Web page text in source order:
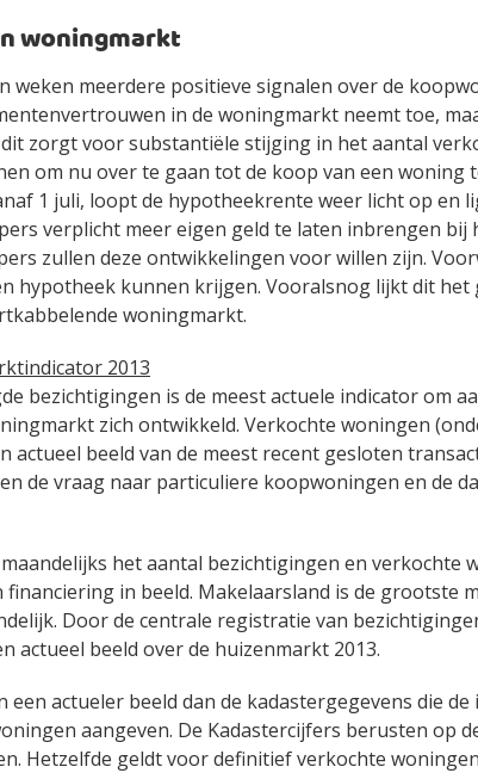
woningmarkt
weken meerdere positieve signalen over de
in de woningmarkt neemt toe,
zorgt voor substantiële stijging in het aantal
om nu over te gaan tot de koop van een woning
1 juli, loopt de hypotheekrente weer licht op en
verplicht meer eigen geld te laten inbrengen bij
zullen deze ontwikkelingen voor willen zijn.
hypotheek kunnen krijgen. Vooralsnog lijkt dit het
woningmarkt.
2013
bezichtigingen is de meest actuele indicator om
zich ontwikkeld. Verkochte woningen
actueel beeld van de meest recent gesloten
de vraag naar particuliere koopwoningen en de
het aantal bezichtigingen en verkochte
in beeld. Makelaarsland is de grootste
Door de centrale registratie van
actueel beeld over de huizenmarkt 2013.
een actueler beeld dan de kadastergegevens die
aangeven. De Kadastercijfers berusten op
Hetzelfde geldt voor definitief verkochte